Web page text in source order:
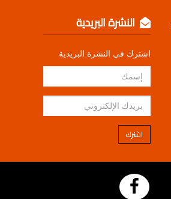
النشرة البريدية
اشترك في النشرة البريدية
اشترك